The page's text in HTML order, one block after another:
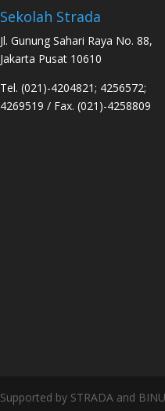
Sekolah Strada
Jl. Gunung Sahari Raya No. 88,
Jakarta Pusat 10610
Tel. (021)-4204821; 4256572;
4269519 / Fax. (021)-4258809
Supported by STRADA and